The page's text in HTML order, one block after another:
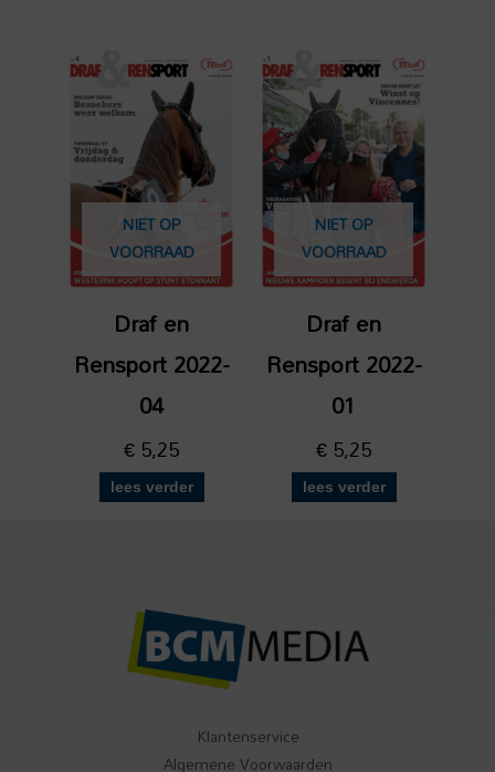
NIET OP
VOORRAAD
Draf en
Rensport 2022-
04
€5,25
lees verder
NIET OP
VOORRAAD
Draf en
Rensport 2022-
01
€5,25
lees verder
Klantenservice
Algemene Voorwaarden